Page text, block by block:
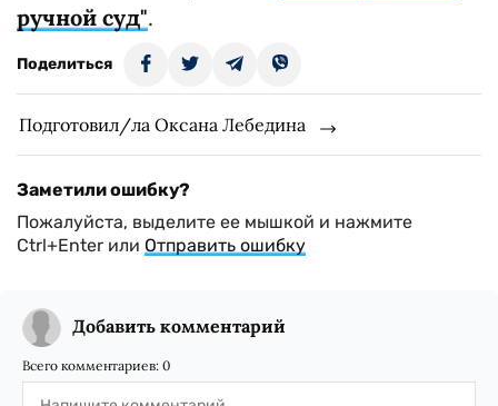
ручной суд".
Поделиться
Подготовил/ла Оксана Лебедина
Заметили ошибку?
Пожалуйста, выделите ее мышкой и нажмите
Ctrl+Enter или Отправить ошибку
Добавить комментарий
Всего комментариев: 0